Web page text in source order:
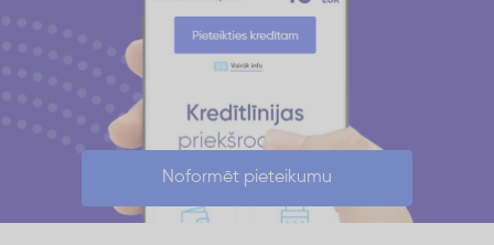
Noformēt pieteikumu